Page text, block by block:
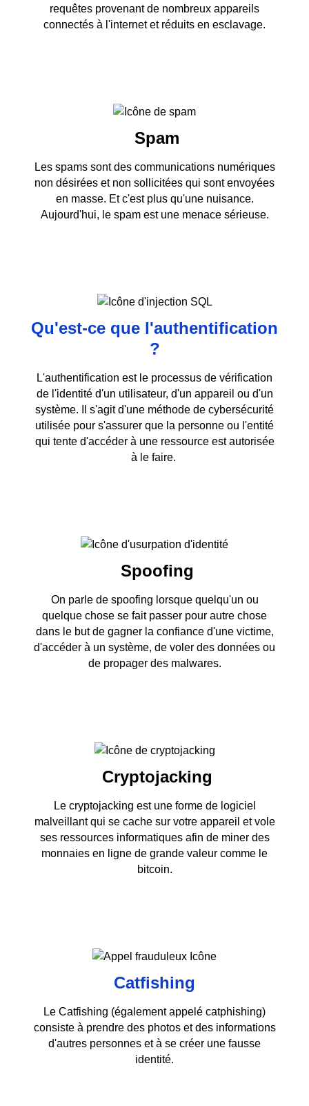
requêtes provenant de nombreux appareils
connectés à l'internet et réduits en esclavage.
Spam
Les spams sont des communications numériques
non désirées et non sollicitées qui sont envoyées
en masse. Et c'est plus qu'une nuisance.
Aujourd'hui, le spam est une menace sérieuse.
Qu'est-ce que l'authentification
?
L'authentification est le processus de vérification
de l'identité d'un utilisateur, d'un appareil ou d'un
système. Il s'agit d'une méthode de cybersécurité
utilisée pour s'assurer que la personne ou l'entité
qui tente d'accéder à une ressource est autorisée
à le faire.
Spoofing
On parle de spoofing lorsque quelqu'un ou
quelque chose se fait passer pour autre chose
dans le but de gagner la confiance d'une victime,
d'accéder à un système, de voler des données ou
de propager des malwares.
Cryptojacking
Le cryptojacking est une forme de logiciel
malveillant qui se cache sur votre appareil et vole
ses ressources informatiques afin de miner des
monnaies en ligne de grande valeur comme le
bitcoin.
Catfishing
Le Catfishing (également appelé catphishing)
consiste à prendre des photos et des informations
d'autres personnes et à se créer une fausse
identité.